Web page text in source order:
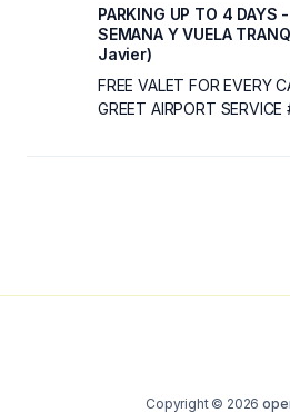
PARKING UP TO 4 DAYS
SEMANA Y VUELA
Javier)
FREE VALET FOR EVERY
GREET AIRPORT SERVICE
Copyright © 2026